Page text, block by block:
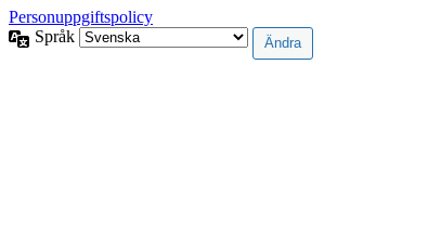
Personuppgiftspolicy
Språk